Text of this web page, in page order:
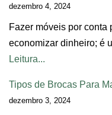
dezembro 4, 2024
Fazer móveis por conta
economizar dinheiro; é
Leitura...
Tipos de Brocas Para
dezembro 3, 2024